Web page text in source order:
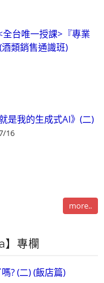
全台唯一授課>『專業
類銷售通識班)
是我的生成式AI》(二)
16
more..
】專欄
? (二) (飯店篇)